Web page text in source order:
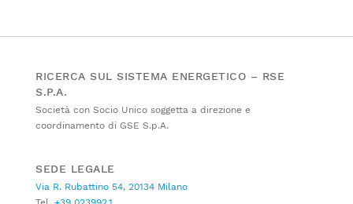
RICERCA SUL SISTEMA ENERGETICO – RSE
S.P.A.
Società con Socio Unico soggetta a direzione e
coordinamento di GSE S.p.A.
SEDE LEGALE
Via R. Rubattino 54, 20134 Milano